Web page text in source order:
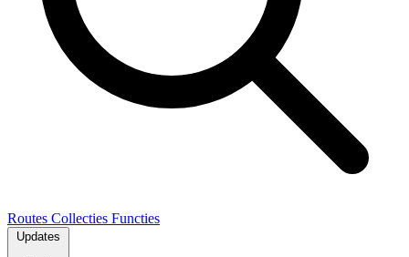
Routes Collecties Functies
Updates